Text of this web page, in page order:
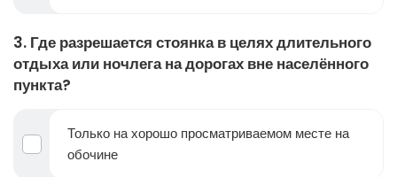
3. Где разрешается стоянка в целях длительного
отдыха или ночлега на дорогах вне населённого
пункта?
Только на хорошо просматриваемом месте на
обочине